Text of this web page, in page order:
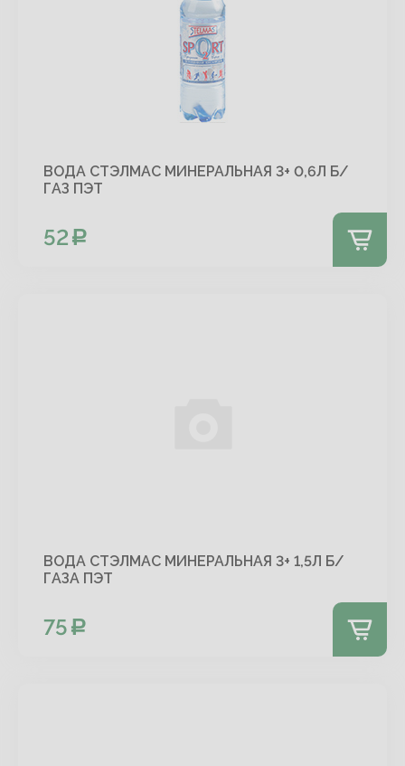
ВОДА СТЭЛМАС МИНЕРАЛЬНАЯ 3+ 0,6Л Б/
ГАЗ ПЭТ
52
ВОДА СТЭЛМАС МИНЕРАЛЬНАЯ 3+ 1,5Л Б/
ГАЗА ПЭТ
75